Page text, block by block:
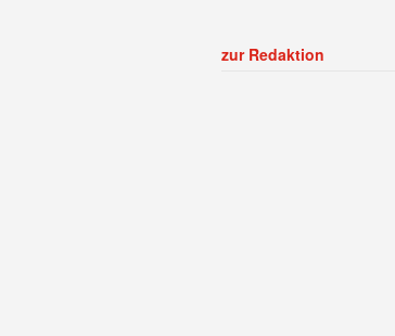
zur Redaktion